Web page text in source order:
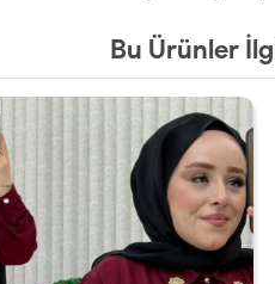
Bu Ürünler